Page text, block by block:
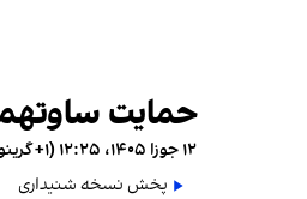
حمایت
۱۲ جوزا ۱۴۰۵، ۱۲:۲۵ (‎+۱ گرینویچ)
پخش نسخه شنیداری